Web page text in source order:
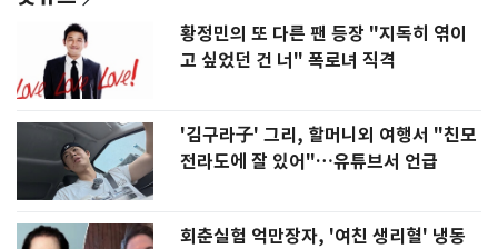
황정민의 또 다른 팬 등장 "지독히 엮이
고 싶었던 건 너" 폭로녀 직격
'김구라子' 그리, 할머니외 여행서 "친모
전라도에 잘 있어"…유튜브서 언급
회춘실험 억만장자, '여친 생리혈' 냉동